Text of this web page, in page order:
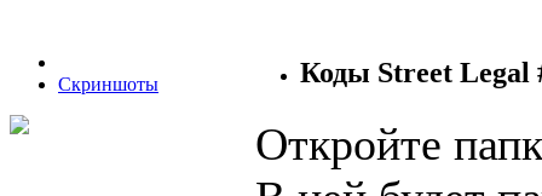
Скриншоты Коды Street Legal
Откройте